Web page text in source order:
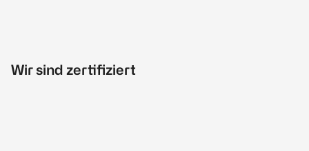
Wir sind zertifiziert